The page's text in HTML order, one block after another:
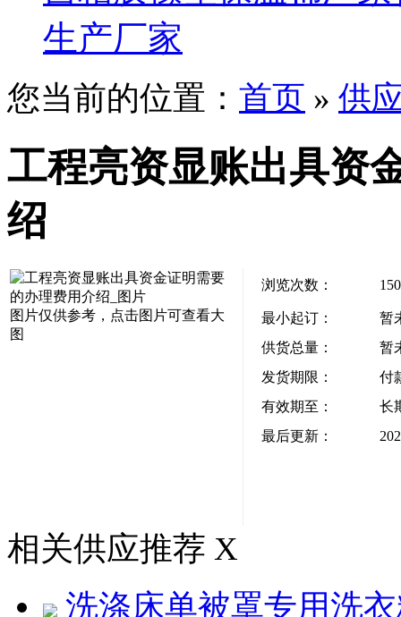
生产厂家
您当前的位置： 首页 » 供
工程亮资显账出具资
绍
图片仅供参考，点击图片可查看大
图
浏览次数： 150
最小起订：
暂
供货总量：
暂
发货期限：
付
有效期至：
长
最后更新：
相关供应推荐 X
洗涤床单被罩专用洗